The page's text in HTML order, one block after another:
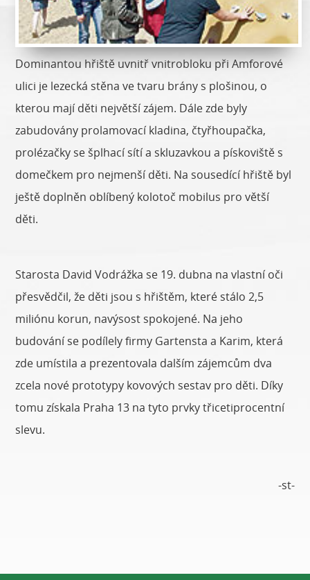
Dominantou hřiště uvnitř vnitrobloku při Amforové
ulici je lezecká stěna ve tvaru brány s plošinou, o
kterou mají děti největší zájem. Dále zde byly
zabudovány prolamovací kladina, čtyřhoupačka,
prolézačky se šplhací sítí a skluzavkou a pískoviště s
domečkem pro nejmenší děti. Na sousedící hřiště byl
ještě doplněn oblíbený kolotoč mobilus pro větší
děti.
Starosta David Vodrážka se 19. dubna na vlastní oči
přesvědčil, že děti jsou s hřištěm, které stálo 2,5
miliónu korun, navýsost spokojené. Na jeho
budování se podílely firmy Gartensta a Karim, která
zde umístila a prezentovala dalším zájemcům dva
zcela nové prototypy kovových sestav pro děti. Díky
tomu získala Praha 13 na tyto prvky třicetiprocentní
slevu.
-st-